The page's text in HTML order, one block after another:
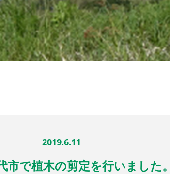
2019.6.11
市で植木の剪定を行いました